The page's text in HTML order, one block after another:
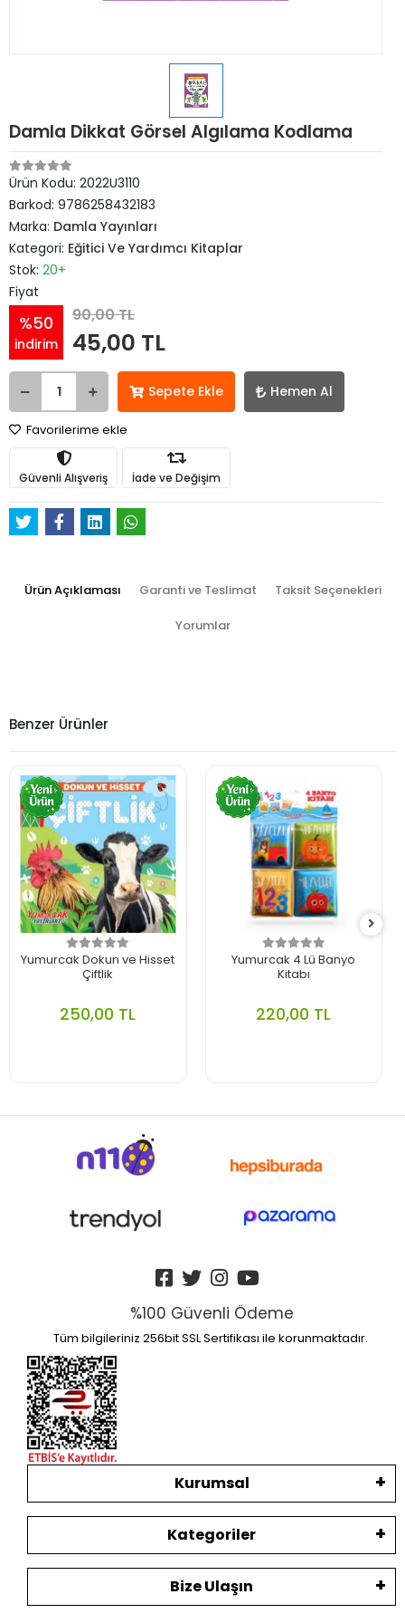
Damla Dikkat Görsel Algılama Kodlama
Ürün Kodu: 2022U3110
Barkod: 9786258432183
Marka: Damla Yayınları
Kategori: Eğitici Ve Yardımcı Kitaplar
Stok: 20+
Fiyat
%50
indirim
90,00 TL
45,00 TL
Sepete Ekle Hemen Al
Favorilerime ekle
Güvenli Alışveriş İade ve Değişim
Ürün Açıklaması Garanti ve Teslimat Taksit Seçenekleri
Yorumlar
Benzer Ürünler
Yumurcak Dokun ve Hisset
Çiftlik
250,00 TL
Yumurcak 4 Lü Banyo
Kitabı
220,00 TL
%100 Güvenli Ödeme
Tüm bilgileriniz 256bit SSL Sertifikası ile korunmaktadır.
Kurumsal
Kategoriler
Bize Ulaşın